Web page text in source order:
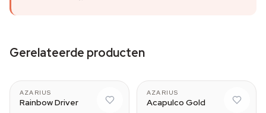
Gerelateerde producten
AZARIUS
Rainbow Driver
AZARIUS
Acapulco Gold